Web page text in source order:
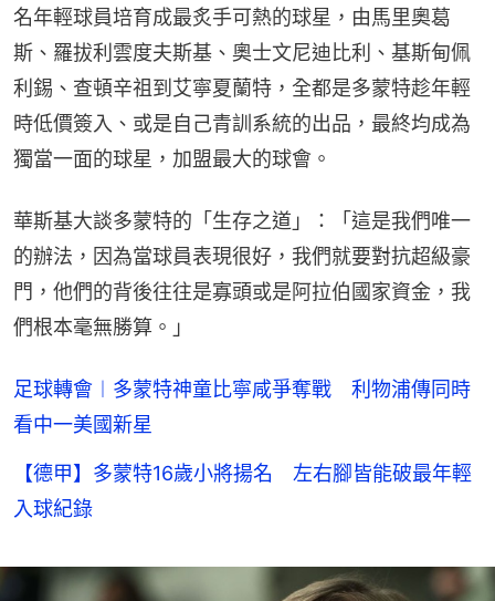
名年輕球員培育成最炙手可熱的球星，由馬里奧葛
斯、羅拔利雲度夫斯基、奧士文尼迪比利、基斯甸佩
利錫、查頓辛祖到艾寧夏蘭特，全都是多蒙特趁年輕
時低價簽入、或是自己青訓系統的出品，最終均成為
獨當一面的球星，加盟最大的球會。
華斯基大談多蒙特的「生存之道」：「這是我們唯一
的辦法，因為當球員表現很好，我們就要對抗超級豪
門，他們的背後往往是寡頭或是阿拉伯國家資金，我
們根本毫無勝算。」
足球轉會︱多蒙特神童比寧咸爭奪戰 利物浦傳同時
看中一美國新星
【德甲】多蒙特16歲小將揚名 左右腳皆能破最年輕
入球紀錄